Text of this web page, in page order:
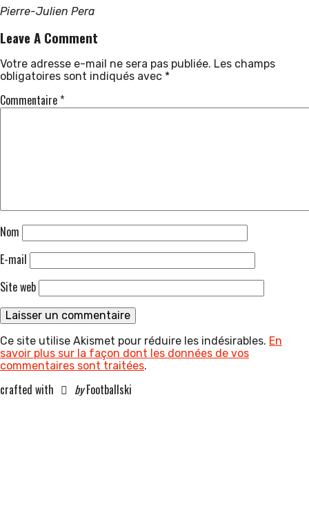
Pierre-Julien Pera
Leave A Comment
Votre adresse e-mail ne sera pas publiée. Les champs
obligatoires sont indiqués avec *
Commentaire*
Nom
E-mail
Site web
Ce site utilise Akismet pour réduire les indésirables. En
savoir plus sur la façon dont les données de vos
commentaires sont traitées.
crafted with byFootballski